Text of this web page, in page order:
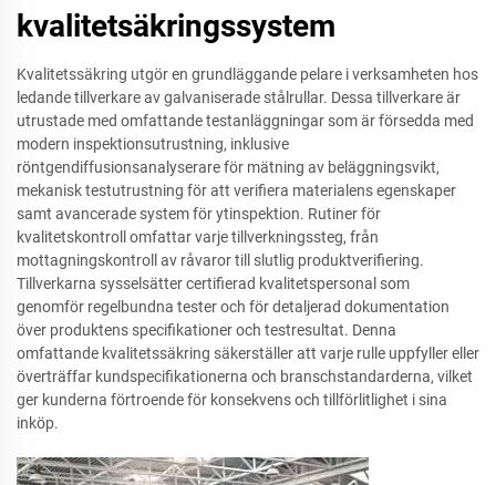
kvalitetsäkringssystem
Kvalitetssäkring utgör en grundläggande pelare i verksamheten hos
ledande tillverkare av galvaniserade stålrullar. Dessa tillverkare är
utrustade med omfattande testanläggningar som är försedda med
modern inspektionsutrustning, inklusive
röntgendiffusionsanalyserare för mätning av beläggningsvikt,
mekanisk testutrustning för att verifiera materialens egenskaper
samt avancerade system för ytinspektion. Rutiner för
kvalitetskontroll omfattar varje tillverkningssteg, från
mottagningskontroll av råvaror till slutlig produktverifiering.
Tillverkarna sysselsätter certifierad kvalitetspersonal som
genomför regelbundna tester och för detaljerad dokumentation
över produktens specifikationer och testresultat. Denna
omfattande kvalitetssäkring säkerställer att varje rulle uppfyller eller
överträffar kundspecifikationerna och branschstandarderna, vilket
ger kunderna förtroende för konsekvens och tillförlitlighet i sina
inköp.